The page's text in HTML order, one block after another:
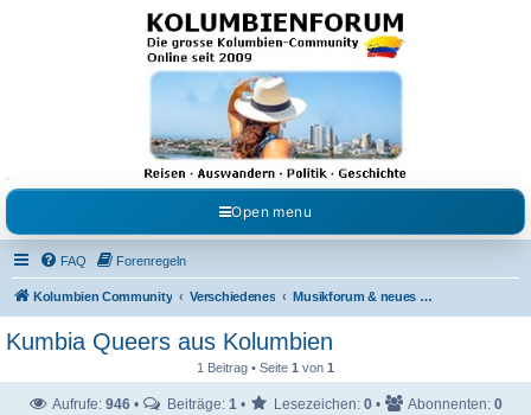
Kolumbienforum - Das
grosse Forum der
Freunde Kolumbiens
Reisen, Auswandern, Kultur, Politik, Geschichte und Visum in Kolumbien und Venezuela.
Austausch, Erfahrungen und Gemeinschaft im Kolumbienforum
Open menu
FAQ Forenregeln
Kolumbien Community Verschiedenes Musikforum & neues aus dem Showgeschäft
Kumbia Queers aus Kolumbien
1 Beitrag • Seite 1 von 1
Aufrufe: 946 • Beiträge: 1 • Lesezeichen: 0 • Abonnenten: 0